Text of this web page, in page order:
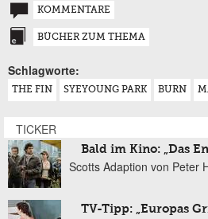
KOMMENTARE
BÜCHER ZUM THEMA
Schlagworte:
THE FIN SYEYOUNG PARK BURN
TICKER
Bald im Kino: „Das
Scotts Adaption von Peter
TV-Tipp: „Europas